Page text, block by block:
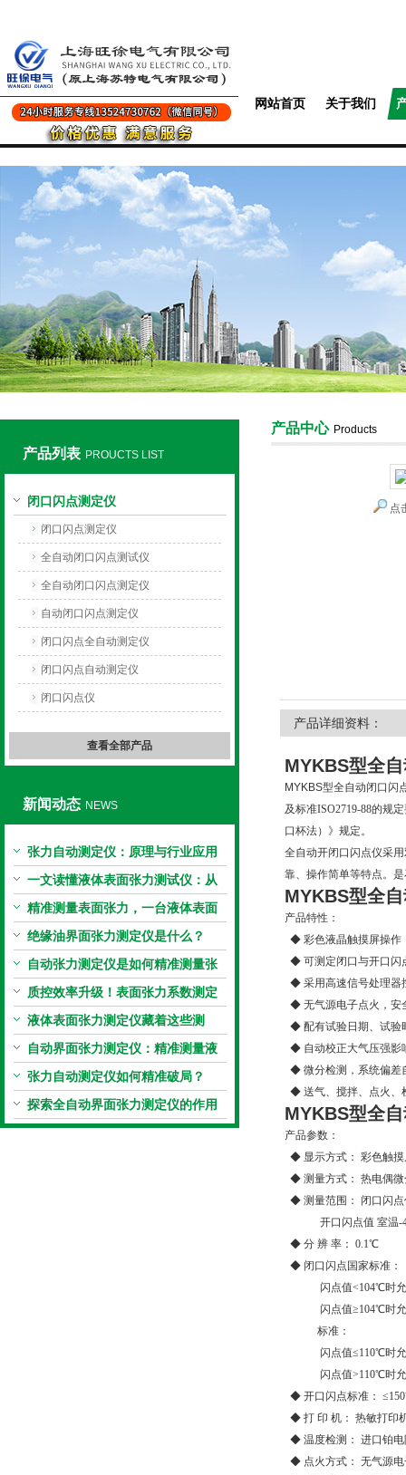
网站首页 关于我们
产品列表 PROUCTS LIST
闭口闪点测定仪
闭口闪点测定仪
全自动闭口闪点测试仪
全自动闭口闪点测定仪
自动闭口闪点测定仪
闭口闪点全自动测定仪
闭口闪点自动测定仪
闭口闪点仪
查看全部产品
新闻动态 NEWS
张力自动测定仪：原理与行业应用
解析
一文读懂液体表面张力测试仪：从
原理到应用全掌握
精准测量表面张力，一台液体表面
张力系数测量仪就够了
绝缘油界面张力测定仪是什么？
自动张力测定仪是如何精准测量张
力的？
质控效率升级！表面张力系数测定
仪真香警告
液体表面张力测定仪藏着这些测
定“小窍门”
自动界面张力测定仪：精准测量液
体界面张力的关键设备
张力自动测定仪如何精准破局？
探索全自动界面张力测定仪的作用
产品中心 Products
点
产品详细资料：
MYKBS型全
MYKBS型全自动闭口闪
及标准ISO2719-88的规
口杯法）》规定。
全自动开闭口闪点仪采
靠、操作简单等特点。
MYKBS型全
产品特性：
◆ 彩色液晶触摸屏操
◆ 可测定闭口与开口闪
◆ 采用高速信号处理
◆ 无气源电子点火，
◆ 配有试验日期、试
◆ 自动校正大气压强
◆ 微分检测，系统偏
◆ 送气、搅拌、点火、
MYKBS型全
产品参数：
◆ 显示方式： 彩色触摸
◆ 测量方式： 热电偶微
◆ 测量范围： 闭口闪
开口闪点值 室温-
◆ 分 辨 率： 0.1℃
◆ 闭口闪点国家标准：
闪点值<104℃时允
闪点值≥104℃时允
标准：
闪点值≤110℃时允
闪点值>110℃时
◆ 开口闪点标准：
◆ 打 印 机： 热敏打印
◆ 温度检测： 进口铂电
◆ 点火方式： 无气源电